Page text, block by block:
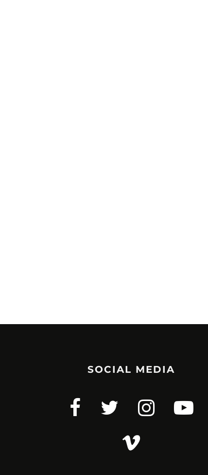
SOCIAL MEDIA